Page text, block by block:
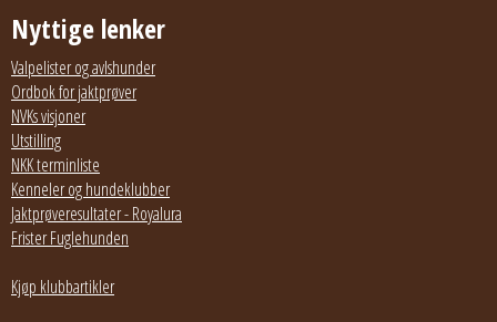
Nyttige lenker
Valpelister og avlshunder
Ordbok for jaktprøver
NVKs visjoner
Utstilling
NKK terminliste
Kenneler og hundeklubber
Jaktprøveresultater - Royalura
Frister Fuglehunden
Kjøp klubbartikler